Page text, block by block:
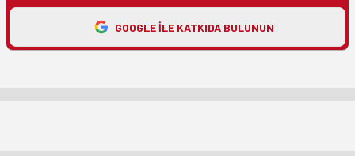
GOOGLE ILE KATKIDA BULUNUN